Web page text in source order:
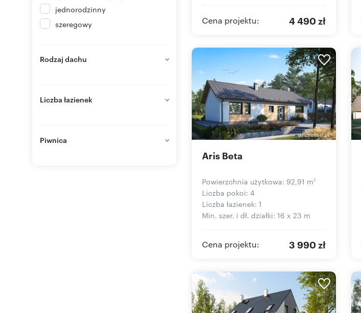
jednorodzinny
szeregowy
Rodzaj dachu
Liczba łazienek
Piwnica
Cena projektu: 4 490 zł
Aris Beta
Powierzchnia użytkowa: 92,91 m2
Liczba pokoi: 4
Liczba łazienek: 1
Min. szer. i dł. działki: 16 x 23 m
Cena projektu: 3 990 zł